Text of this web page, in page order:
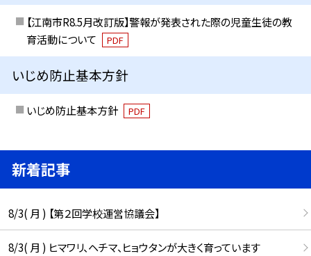
【江南市R8.5月改訂版】警報が発表された際の児童生徒の教
育活動について
PDF
いじめ防止基本方針
いじめ防止基本方針 PDF
新着記事
8/3( 月 ) 【第２回学校運営協議会】
8/3( 月 ) ヒマワリ、ヘチマ、ヒョウタンが大きく育っています